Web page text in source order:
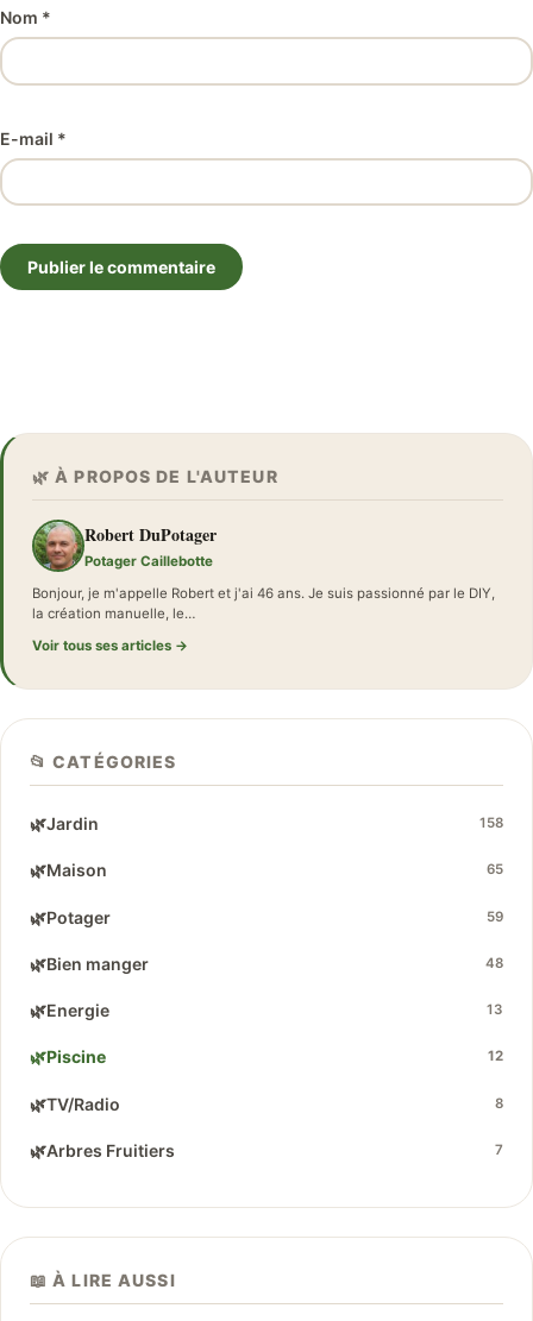
Nom *
E-mail *
Publier le commentaire
🌿 À PROPOS DE L'AUTEUR
Robert DuPotager
Potager Caillebotte
Bonjour, je m'appelle Robert et j'ai 46 ans. Je suis passionné par le DIY,
la création manuelle, le…
Voir tous ses articles →
📂 CATÉGORIES
🌿Jardin 158
🌿Maison 65
🌿Potager 59
🌿Bien manger 48
🌿Energie 13
🌿Piscine 12
🌿TV/Radio 8
🌿Arbres Fruitiers 7
📖 À LIRE AUSSI